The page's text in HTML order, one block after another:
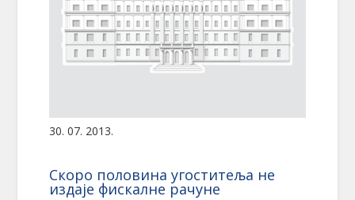
30. 07. 2013.
Скоро половина угоститеља не
издаје фискалне рачуне